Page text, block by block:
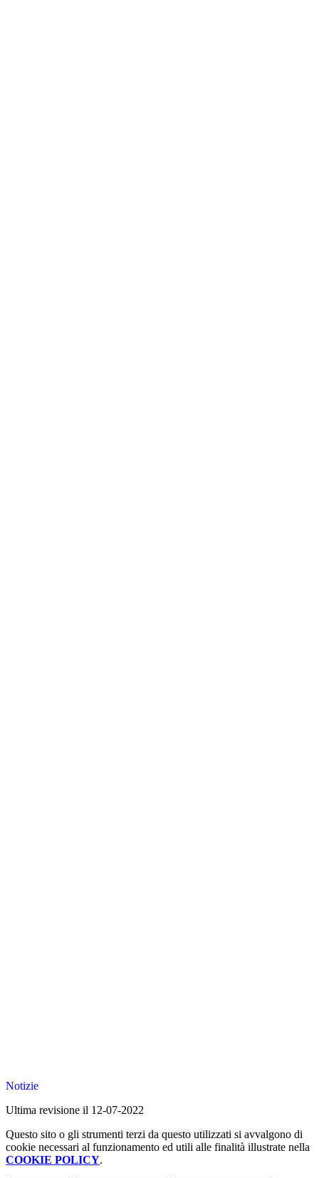
Notizie
Ultima revisione il 12-07-2022
Questo sito o gli strumenti terzi da questo utilizzati si avvalgono di
cookie necessari al funzionamento ed utili alle finalità illustrate nella
COOKIE POLICY.